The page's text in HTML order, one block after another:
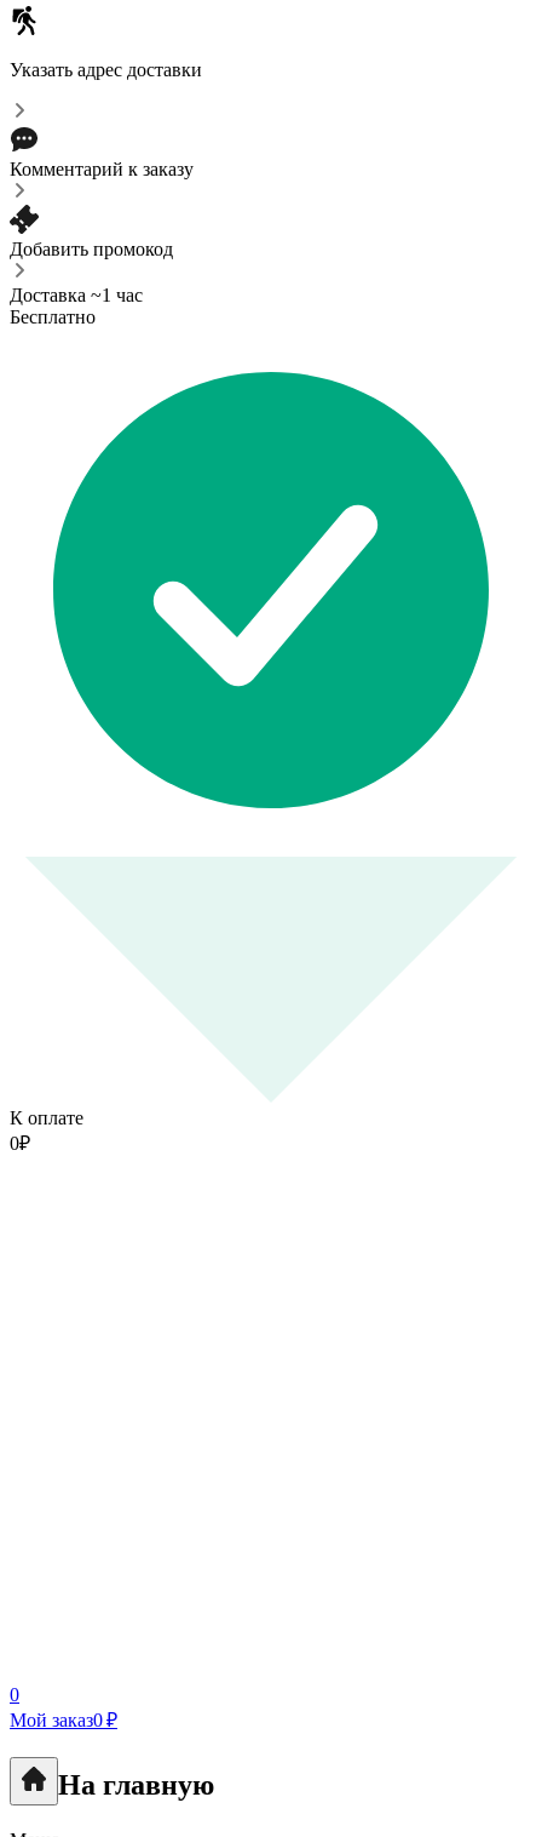
Указать адрес доставки
Комментарий к заказу
Добавить промокод
Доставка ~1 час
Бесплатно
К оплате
0₽
0
Мой заказ0 ₽
На главную